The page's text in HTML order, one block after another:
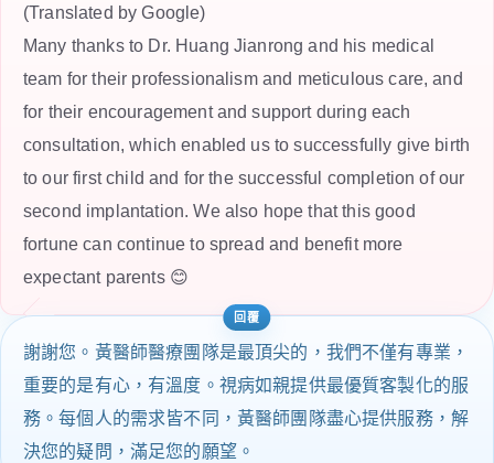
(Translated by Google)
Many thanks to Dr. Huang Jianrong and his medical
team for their professionalism and meticulous care, and
for their encouragement and support during each
consultation, which enabled us to successfully give birth
to our first child and for the successful completion of our
second implantation. We also hope that this good
fortune can continue to spread and benefit more
expectant parents 😊
謝謝您。黃醫師醫療團隊是最頂尖的，我們不僅有專業，
重要的是有心，有溫度。視病如親提供最優質客製化的服
務。每個人的需求皆不同，黃醫師團隊盡心提供服務，解
決您的疑問，滿足您的願望。